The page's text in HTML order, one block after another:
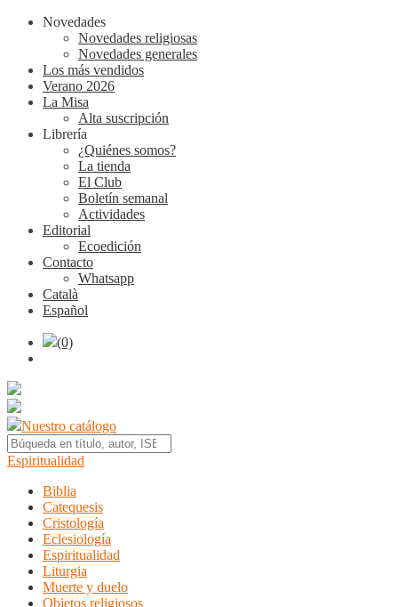
Novedades
Novedades religiosas
Novedades generales
Los más vendidos
Verano 2026
La Misa
Alta suscripción
Librería
¿Quiénes somos?
La tienda
El Club
Boletín semanal
Actividades
Editorial
Ecoedición
Contacto
Whatsapp
Català
Español
(0)
Nuestro catálogo
Espiritualidad
Biblia
Catequesis
Cristología
Eclesiología
Espiritualidad
Liturgia
Muerte y duelo
Objetos religiosos